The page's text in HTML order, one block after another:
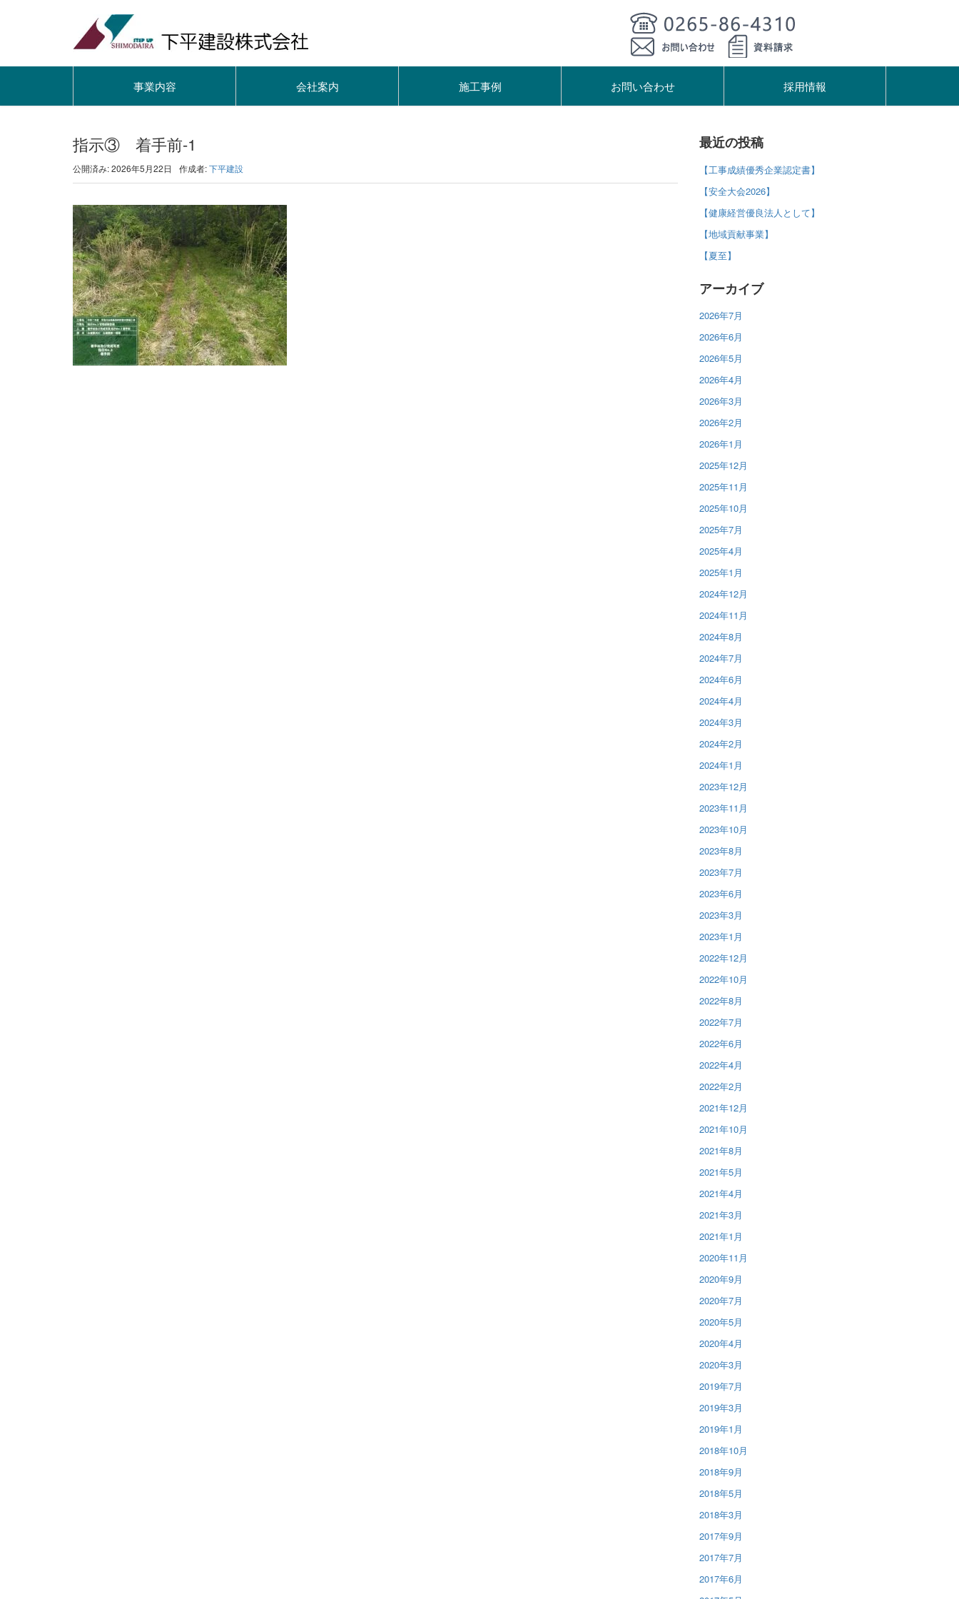
事業内容 会社案内 施工事例 お問い合わせ 採用情報
指示③ 着手前-1
公開済み: 2026年5月22日 作成者:下平建設
最近の投稿
【工事成績優秀企業認定書】
【安全大会2026】
【健康経営優良法人として】
【地域貢献事業】
【夏至】
アーカイブ
2026年7月
2026年6月
2026年5月
2026年4月
2026年3月
2026年2月
2026年1月
2025年12月
2025年11月
2025年10月
2025年7月
2025年4月
2025年1月
2024年12月
2024年11月
2024年8月
2024年7月
2024年6月
2024年4月
2024年3月
2024年2月
2024年1月
2023年12月
2023年11月
2023年10月
2023年8月
2023年7月
2023年6月
2023年3月
2023年1月
2022年12月
2022年10月
2022年8月
2022年7月
2022年6月
2022年4月
2022年2月
2021年12月
2021年10月
2021年8月
2021年5月
2021年4月
2021年3月
2021年1月
2020年11月
2020年9月
2020年7月
2020年5月
2020年4月
2020年3月
2019年7月
2019年3月
2019年1月
2018年10月
2018年9月
2018年5月
2018年3月
2017年9月
2017年7月
2017年6月